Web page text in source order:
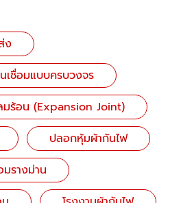
ง
เชื่อมแบบครบวงจร
ร้อน (Expansion Joint)
ปลอกหุ้มผ้ากันไฟ
รางม่าน